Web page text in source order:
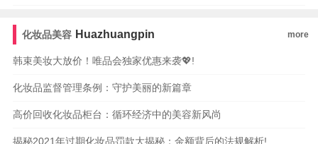
化妆品美容 Huazhuangpin more
韩束美妆大放价！唯品会独家优惠来袭💖!
化妆品监督管理条例：守护美丽的新篇章
高价回收化妆品柜台：循环经济中的美容新风尚
揭秘2021年过期化妆品罚款大揭秘：金额背后的法规解析!